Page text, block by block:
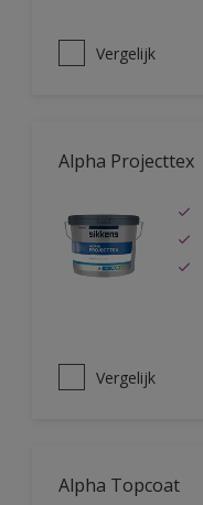
Vergelijk
Alpha Projecttex
Vergelijk
Alpha Topcoat